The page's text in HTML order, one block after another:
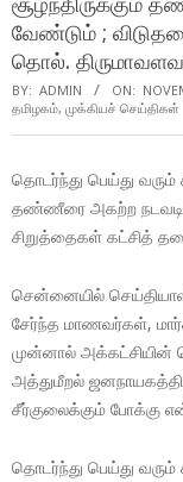
வேண்டும் ;
தொல்.
BY: ADMIN ON:
தமிழகம், முக்கியச் செய்திகள்
தொடர்ந்து பெய்து வரும்
தண்ணீரை அகற்ற
சிறுத்தைகள் கட்சித்
சென்னையில்
சேர்ந்த மாணவர்கள்,
முன்னால் அக்கட்சியின்
அத்துமீறல்
சீர்குலைக்கும் போக்கு
தொடர்ந்து பெய்து வரும்